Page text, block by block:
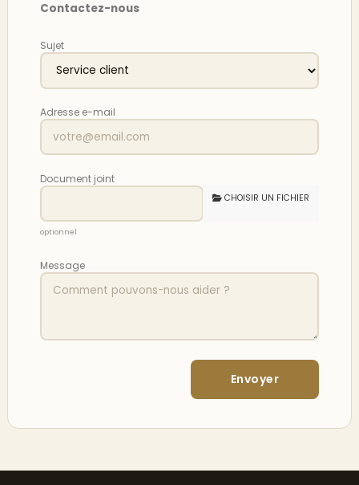
Contactez-nous
Sujet
Adresse e-mail
Document joint
CHOISIR UN FICHIER
optionnel
Message